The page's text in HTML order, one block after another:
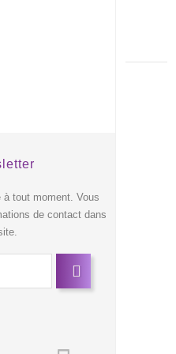
tout moment. Vous
de contact dans